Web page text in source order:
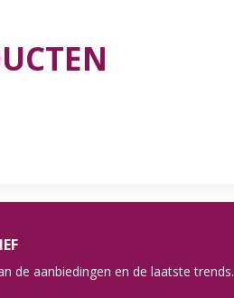
de aanbiedingen en de laatste trends.